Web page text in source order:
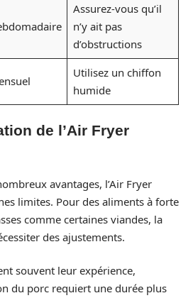
Assurez-vous qu’il
n’y ait pas
d’obstructions
Utilisez un chiffon
humide
de l’Air Fryer
avantages, l’Air Fryer
limites. Pour des aliments à forte
comme certaines viandes, la
des ajustements.
souvent leur expérience,
du porc requiert une durée plus